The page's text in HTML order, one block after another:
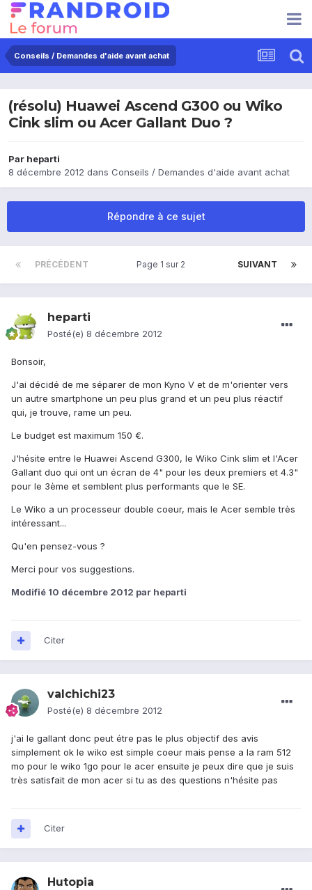
Conseils / Demandes d'aide avant achat
(résolu) Huawei Ascend G300 ou Wiko
Cink slim ou Acer Gallant Duo ?
Par heparti
8 décembre 2012 dans Conseils / Demandes d'aide avant achat
Répondre à ce sujet
PRÉCÉDENT SUIVANT
Page 1 sur 2
heparti
Posté(e) 8 décembre 2012
Bonsoir,
J'ai décidé de me séparer de mon Kyno V et de m'orienter vers
un autre smartphone un peu plus grand et un peu plus réactif
qui, je trouve, rame un peu.
Le budget est maximum 150 €.
J'hésite entre le Huawei Ascend G300, le Wiko Cink slim et l'Acer
Gallant duo qui ont un écran de 4" pour les deux premiers et 4.3"
pour le 3ème et semblent plus performants que le SE.
Le Wiko a un processeur double coeur, mais le Acer semble très
intéressant...
Qu'en pensez-vous ?
Merci pour vos suggestions.
Modifié 10 décembre 2012 par heparti
Citer
valchichi23
Posté(e) 8 décembre 2012
j'ai le gallant donc peut étre pas le plus objectif des avis
simplement ok le wiko est simple coeur mais pense a la ram 512
mo pour le wiko 1go pour le acer ensuite je peux dire que je suis
très satisfait de mon acer si tu as des questions n'hésite pas
Citer
Hutopia